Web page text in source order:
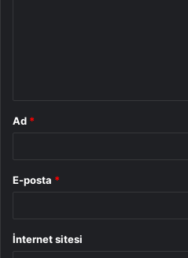
Ad *
E-posta *
İnternet sitesi